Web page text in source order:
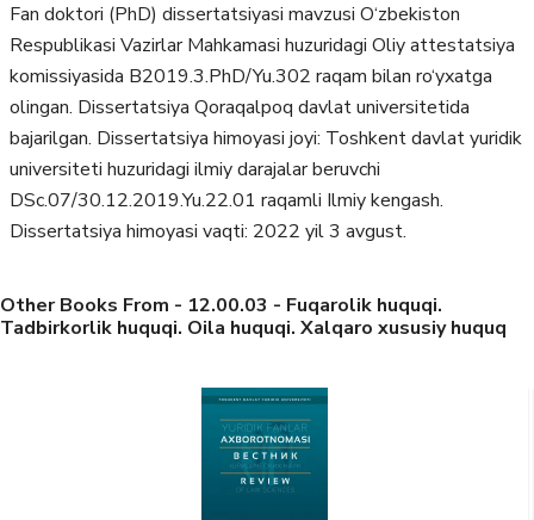
Fan doktori (PhD) dissertatsiyasi mavzusi O‘zbekiston
Respublikasi Vazirlar Mahkamasi huzuridagi Oliy attestatsiya
komissiyasida B2019.3.PhD/Yu.302 raqam bilan ro‘yxatga
olingan. Dissertatsiya Qoraqalpoq davlat universitetida
bajarilgan. Dissertatsiya himoyasi joyi: Toshkent davlat yuridik
universiteti huzuridagi ilmiy darajalar beruvchi
DSc.07/30.12.2019.Yu.22.01 raqamli Ilmiy kengash.
Dissertatsiya himoyasi vaqti: 2022 yil 3 avgust.
Other Books From - 12.00.03 - Fuqarolik huquqi.
Tadbirkorlik huquqi. Oila huquqi. Xalqaro xususiy huquq